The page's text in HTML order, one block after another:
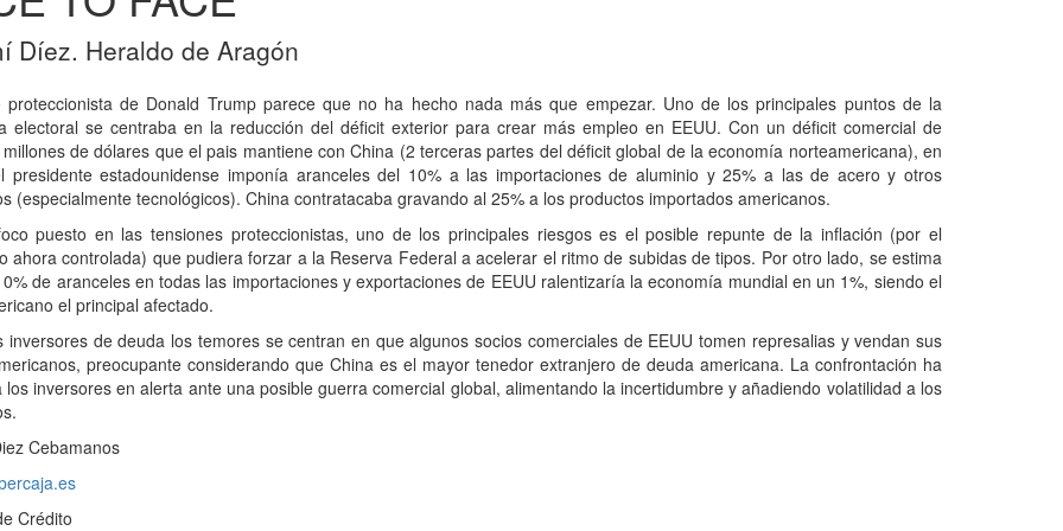
Díez. Heraldo de Aragón
proteccionista de Donald Trump parece que no ha hecho nada más que empezar. Uno de los principales puntos de la
electoral se centraba en la reducción del déficit exterior para crear más empleo en EEUU. Con un déficit comercial de
de dólares que el pais mantiene con China (2 terceras partes del déficit global de la economía norteamericana), en
presidente estadounidense imponía aranceles del 10% a las importaciones de aluminio y 25% a las de acero y otros
(especialmente tecnológicos). China contratacaba gravando al 25% a los productos importados americanos.
puesto en las tensiones proteccionistas, uno de los principales riesgos es el posible repunte de la inflación (por el
ahora controlada) que pudiera forzar a la Reserva Federal a acelerar el ritmo de subidas de tipos. Por otro lado, se estima
de aranceles en todas las importaciones y exportaciones de EEUU ralentizaría la economía mundial en un 1%, siendo el
el principal afectado.
inversores de deuda los temores se centran en que algunos socios comerciales de EEUU tomen represalias y vendan sus
preocupante considerando que China es el mayor tenedor extranjero de deuda americana. La confrontación ha
los inversores en alerta ante una posible guerra comercial global, alimentando la incertidumbre y añadiendo volatilidad a los
Cebamanos
Crédito